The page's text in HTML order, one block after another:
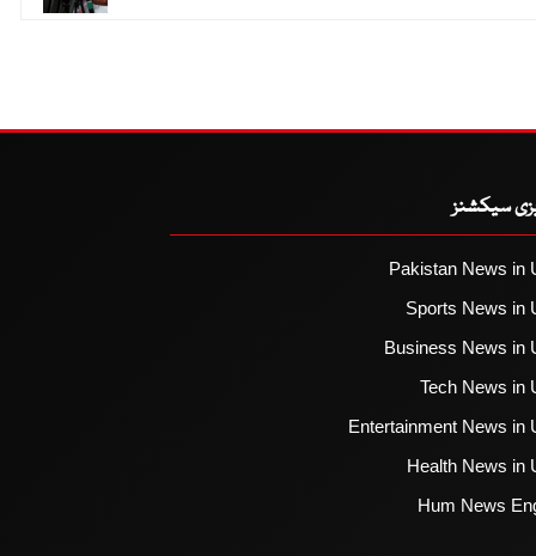
سیکشنز
Pakistan News in
Sports News in
Business News in
Tech News in
Entertainment News in
Health News in
Hum News